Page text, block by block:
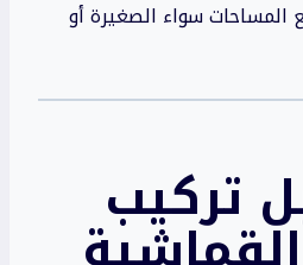
المساحات سواء الصغيرة أو
تركيب